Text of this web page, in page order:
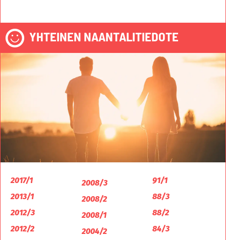
YHTEINEN NAANTALITIEDOTE
2017/1
2013/1
2012/3
2012/2
2008/3
2008/2
2008/1
2004/2
91/1
88/3
88/2
84/3